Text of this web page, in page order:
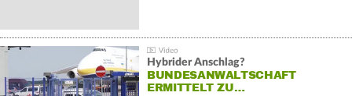
Hybrider Anschlag?
BUNDESANWALTSCHAFT
ERMITTELT ZU…